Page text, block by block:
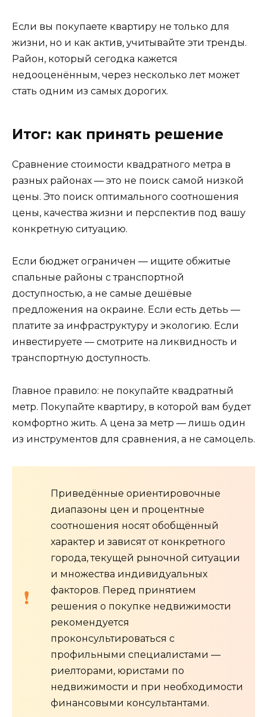
Если вы покупаете квартиру не только для
жизни, но и как актив, учитывайте эти тренды.
Район, который сегодка кажется
недооценённым, через несколько лет может
стать одним из самых дорогих.
Итог: как принять решение
Сравнение стоимости квадратного метра в
разных районах — это не поиск самой низкой
цены. Это поиск оптимального соотношения
цены, качества жизни и перспектив под вашу
конкретную ситуацию.
Если бюджет ограничен — ищите обжитые
спальные районы с транспортной
доступностью, а не самые дешёвые
предложения на окраине. Если есть детьь —
платите за инфраструктуру и экологию. Если
инвестируете — смотрите на ликвидность и
транспортную доступность.
Главное правило: не покупайте квадратный
метр. Покупайте квартиру, в которой вам будет
комфортно жить. А цена за метр — лишь один
из инструментов для сравнения, а не самоцель.
Приведённые ориентировочные
диапазоны цен и процентные
соотношения носят обобщённый
характер и зависят от конкретного
города, текущей рыночной ситуации
и множества индивидуальных
факторов. Перед принятием
решения о покупке недвижимости
рекомендуется
проконсультироваться с
профильными специалистами —
риелторами, юристами по
недвижимости и при необходимости
финансовыми консультантами.